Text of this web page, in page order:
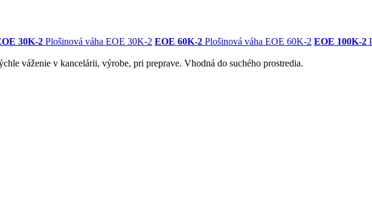
30K-2 Plošinová váha EOE 30K-2 EOE 60K-2 Plošinová váha EOE 60K-2 EOE 100K-2
váženie v kancelárii, výrobe, pri preprave. Vhodná do suchého prostredia.